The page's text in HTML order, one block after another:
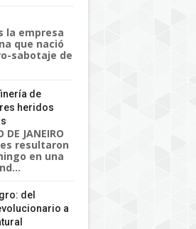
la empresa
que nació
sabotaje de
de
heridos
JANEIRO
resultaron
en una
del
a